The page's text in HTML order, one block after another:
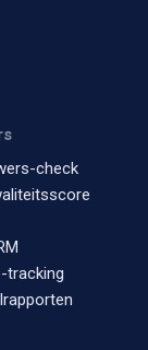
check
tracking